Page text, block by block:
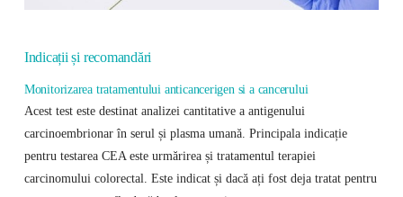
Indicații și recomandări
Monitorizarea tratamentului anticancerigen si a cancerului
Acest test este destinat analizei cantitative a antigenului
carcinoembrionar în serul și plasma umană. Principala indicație
pentru testarea CEA este urmărirea și tratamentul terapiei
carcinomului colorectal. Este indicat și dacă ați fost deja tratat pentru